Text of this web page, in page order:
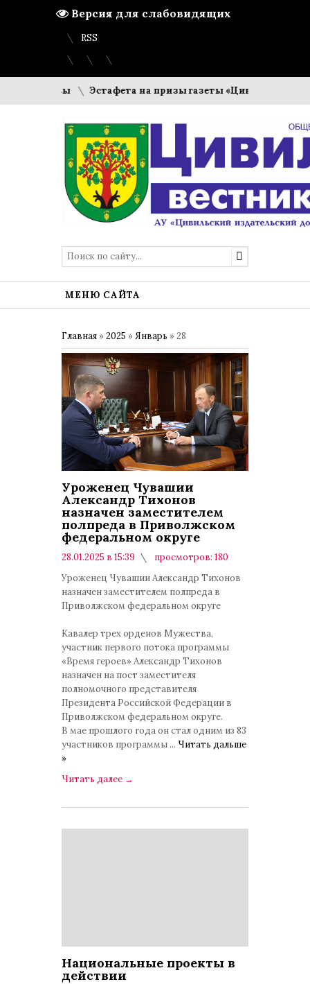
Версия для слабовидящих
Вход Регистрация
Карта сайта
RSS
Эстафета на призы газеты «Цивильский вестник»
МЕНЮ САЙТА
Главная »2025 »Январь »28
Уроженец Чувашии
Александр Тихонов
назначен заместителем
полпреда в Приволжском
федеральном округе
28.01.2025 в 15:39
просмотров: 180
Уроженец Чувашии Александр Тихонов
назначен заместителем полпреда в
Приволжском федеральном округе
Кавалер трех орденов Мужества,
участник первого потока программы
«Время героев» Александр Тихонов
назначен на пост заместителя
полномочного представителя
Президента Российской Федерации в
Приволжском федеральном округе.
В мае прошлого года он стал одним из 83
участников программы ... Читать дальше
»
Читать далее →
Национальные проекты в
действии